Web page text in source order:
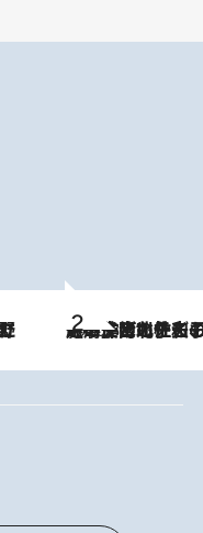
2026.8.3
《「文士の子ども被害者の会」発足！》阿川佐和子（72）が語る遠藤周作に北杜夫、劇作家・矢代静一の子どもたちの“文豪プライベート事件簿”